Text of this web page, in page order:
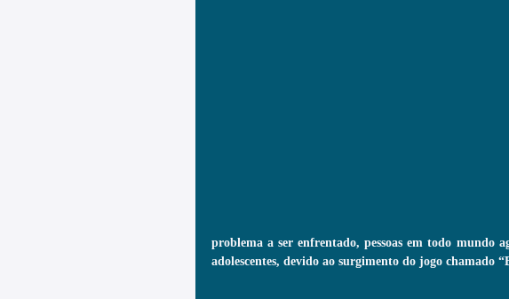
problema a ser enfrentado, pessoas em todo mundo
adolescentes, devido ao surgimento do jogo chamado